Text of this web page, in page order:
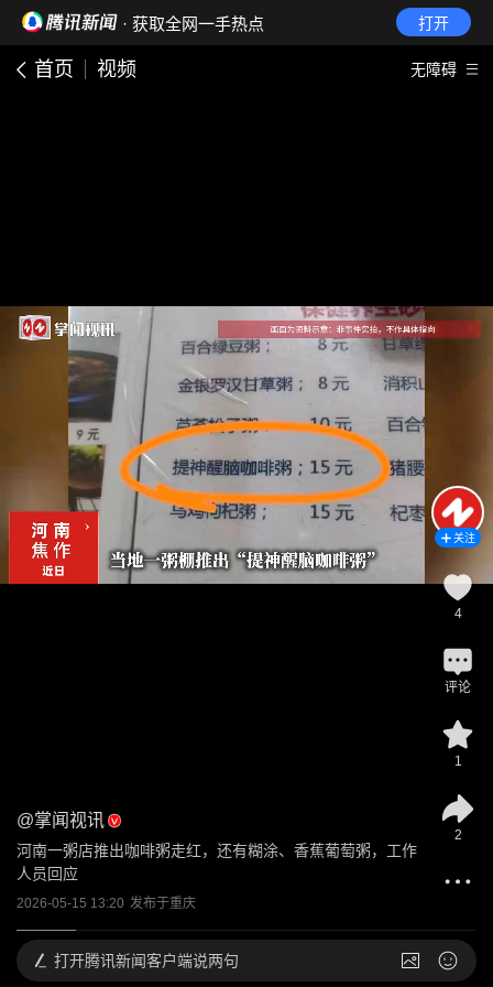
· 获取全网一手热点 打开
首页 视频 无障碍
@掌闻视讯
河南一粥店推出咖啡粥走红，还有糊涂、香蕉葡萄粥，工作
人员回应
2026-05-15 13:20 发布于重庆
关注
4
评论
1
2
打开腾讯新闻客户端说两句